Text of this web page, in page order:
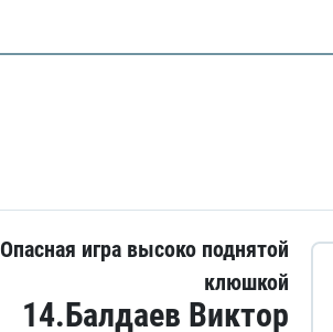
Опасная игра высоко поднятой
клюшкой
14.Балдаев Виктор